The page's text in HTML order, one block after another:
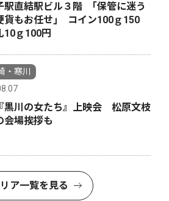
駅直結駅ビル３階 ｢保管に迷う
貨もお任せ｣ コイン100ｇ150
10ｇ100円
・寒川
黒川の女たち』上映会 松原文枝
会場挨拶も
ア一覧を見る